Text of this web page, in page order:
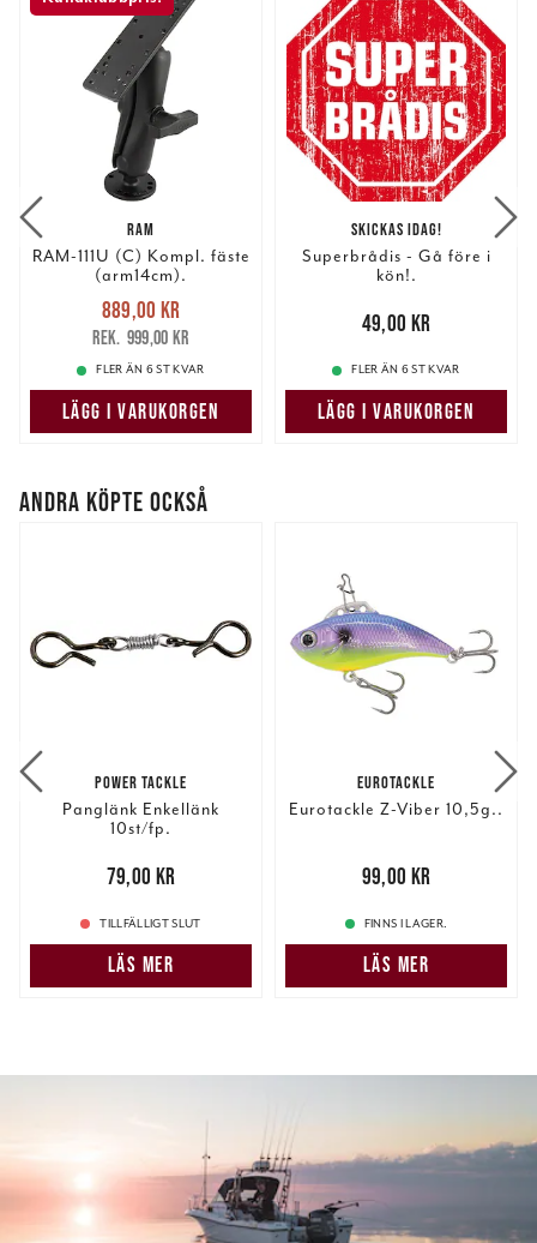
RAM
RAM-111U (C) Kompl. fäste
(arm14cm).
Nuvarande pris
889,00 krTidigare pris
999,00 kr
889,00 kr
999,00 kr
FLER ÄN 6 ST KVAR
LÄGG I VARUKORGEN
SKICKAS IDAG!
Superbrådis - Gå före i
kön!.
49,00 kr
49,00 kr
FLER ÄN 6 ST KVAR
LÄGG I VARUKORGEN
ANDRA KÖPTE OCKSÅ
POWER TACKLE
Panglänk Enkellänk
10st/fp.
79,00 kr
79,00 kr
TILLFÄLLIGT SLUT
LÄS MER
EUROTACKLE
Eurotackle Z-Viber 10,5g..
99,00 kr
99,00 kr
FINNS I LAGER.
LÄS MER